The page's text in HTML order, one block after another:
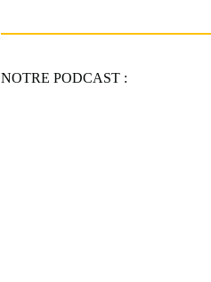
NOTRE PODCAST :